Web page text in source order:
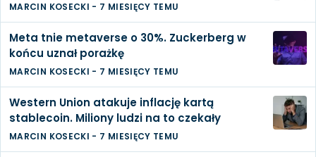
MARCIN KOSECKI - 7 MIESIĘCY TEMU
Meta tnie metaverse o 30%. Zuckerberg w
końcu uznał porażkę
MARCIN KOSECKI - 7 MIESIĘCY TEMU
Western Union atakuje inflację kartą
stablecoin. Miliony ludzi na to czekały
MARCIN KOSECKI - 7 MIESIĘCY TEMU